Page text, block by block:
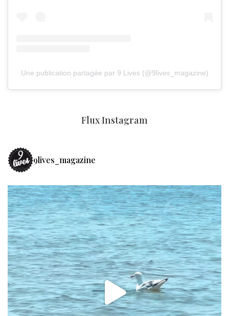
Une publication partagée par 9 Lives (@9lives_magazine)
Flux Instagram
9lives_magazine